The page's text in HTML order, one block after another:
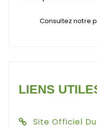
Consultez notre
LIENS
Site Officiel